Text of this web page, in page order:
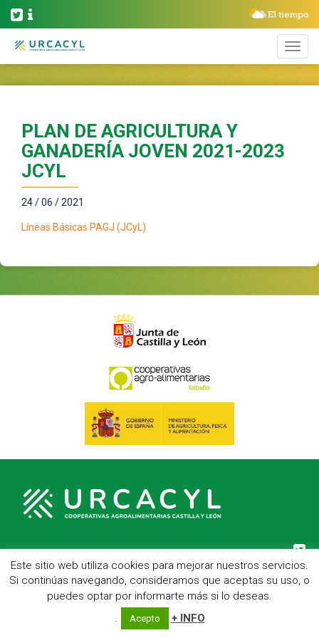
PLAN DE AGRICULTURA Y
GANADERÍA JOVEN 2021-2023
JCYL
24 / 06 / 2021
Líneas Básicas PAGJ (JCyL)
C/ Hípica, 1, entreplanta - 47007 Valladolid
Telf.: 983 23 95 15 - Fax: 983 22 23 56 -Aviso Legal
Este sitio web utiliza cookies para mejorar nuestros servicios.
Si continúas navegando, consideramos que aceptas su uso, o
puedes optar por informarte más si lo deseas.
.
Acepto + INFO